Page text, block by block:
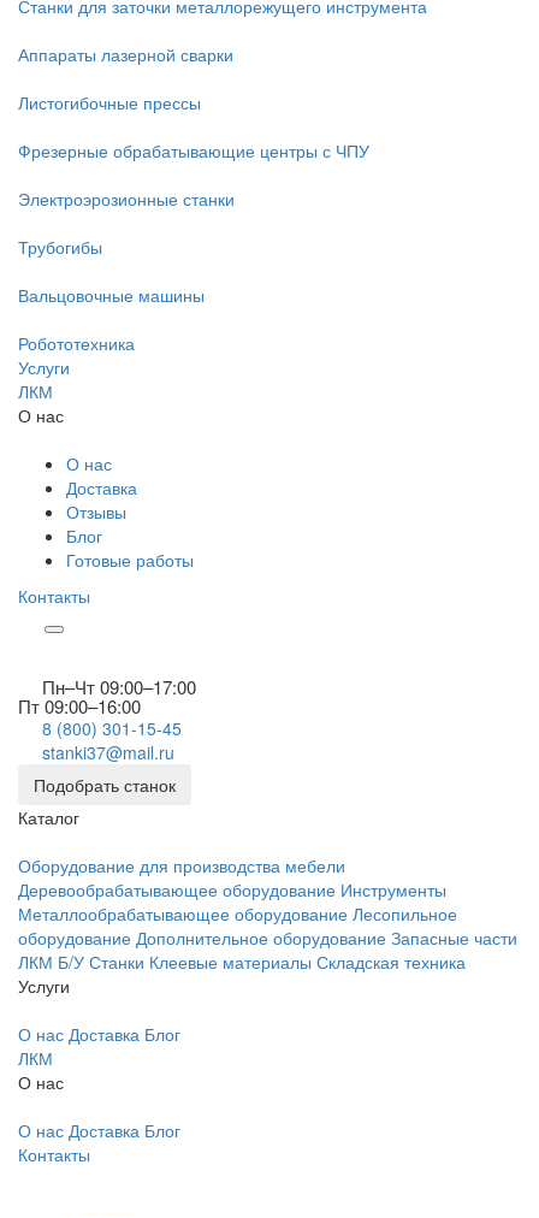
Станки для заточки металлорежущего инструмента
Аппараты лазерной сварки
Листогибочные прессы
Фрезерные обрабатывающие центры с ЧПУ
Электроэрозионные станки
Трубогибы
Вальцовочные машины
Робототехника
Услуги
ЛКМ
О нас
О нас
Доставка
Отзывы
Блог
Готовые работы
Контакты
Пн–Чт 09:00–17:00
Пт 09:00–16:00
8 (800) 301-15-45
stanki37@mail.ru
Подобрать станок
Каталог
Оборудование для производства мебели
Деревообрабатывающее оборудование Инструменты
Металлообрабатывающее оборудование Лесопильное
оборудование Дополнительное оборудование Запасные части
ЛКМ Б/У Станки Клеевые материалы Складская техника
Услуги
О нас Доставка Блог
ЛКМ
О нас
О нас Доставка Блог
Контакты